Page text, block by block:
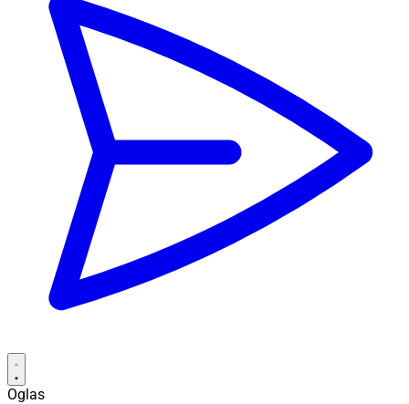
Oglas